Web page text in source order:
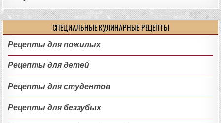
СПЕЦИАЛЬНЫЕ КУЛИНАРНЫЕ РЕЦЕПТЫ
Рецепты для пожилых
Рецепты для детей
Рецепты для студентов
Рецепты для беззубых